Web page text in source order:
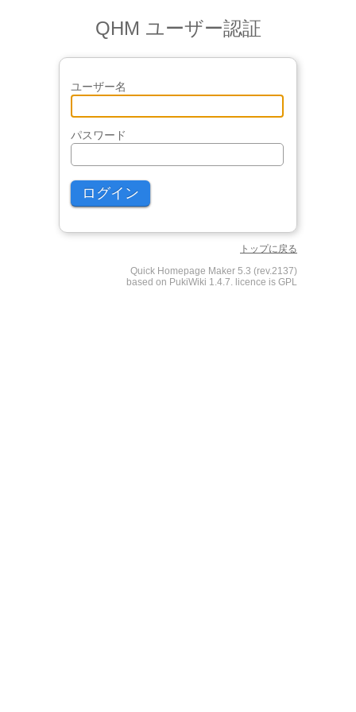
QHM ユーザー認証
ユーザー名
パスワード
トップに戻る
Quick Homepage Maker 5.3 (rev.2137)
based on PukiWiki 1.4.7. licence is GPL